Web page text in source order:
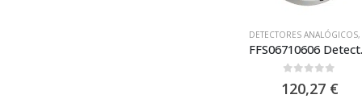
DETECTORES ANALÓGICOS,
FFS06710606
120,27 €